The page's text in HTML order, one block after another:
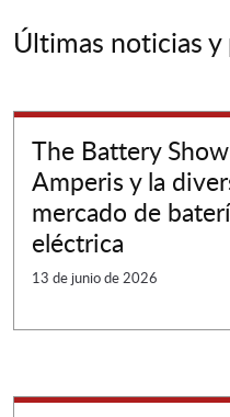
Últimas noticias
The Battery
Amperis y la
mercado de
eléctrica
13 de junio de 2026